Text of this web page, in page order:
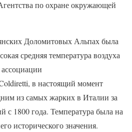
по охране окружающей
Доломитовых Альпах была
средняя температура воздуха
в настоящий момент
из самых жарких в Италии за
с 1800 года. Температура была на
исторического значения.